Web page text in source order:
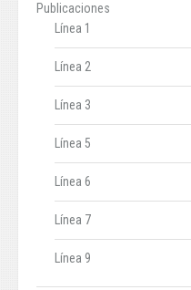
Publicaciones
Línea 1
Línea 2
Línea 3
Línea 5
Línea 6
Línea 7
Línea 9